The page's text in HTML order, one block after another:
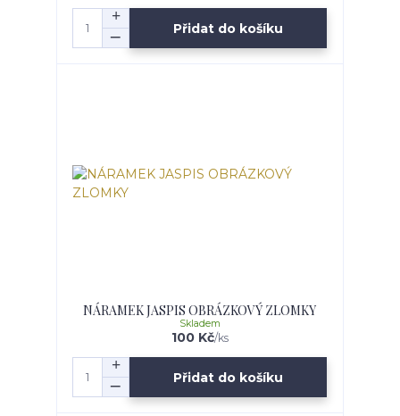
Přidat do košíku
NÁRAMEK JASPIS OBRÁZKOVÝ ZLOMKY
100 Kč/ks
Skladem
Přidat do košíku